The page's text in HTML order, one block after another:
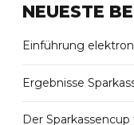
NEUESTE
Einführung
Ergebnisse
Der